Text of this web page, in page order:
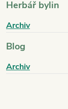
Herbář bylin
Archiv
Blog
Archiv